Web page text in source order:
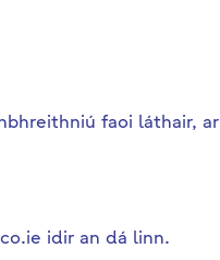
faoi láthair, ar
idir an dá linn.